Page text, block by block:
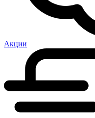
Акции